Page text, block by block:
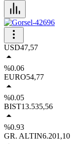
USD47,57
%0.06
EURO54,77
%0.05
BIST13.535,56
%0.93
GR. ALTIN6.201,10